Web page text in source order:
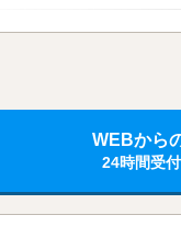
WEBから
24時間受